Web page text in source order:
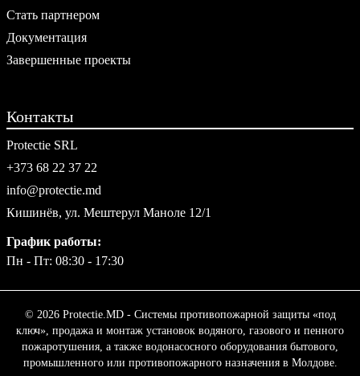
Стать партнером
Документация
Завершенные проекты
Контакты
Protectie SRL
+373 68 22 37 22
info@protectie.md
Кишинёв, ул. Мештерул Маноле 12/1
График работы:
Пн - Пт: 08:30 - 17:30
© 2026 Protectie.MD - Системы противопожарной защиты «под
ключ», продажа и монтаж установок водяного, газового и пенного
пожаротушения, а также водонасосного оборудования бытового,
промышленного или противопожарного назначения в Молдове.